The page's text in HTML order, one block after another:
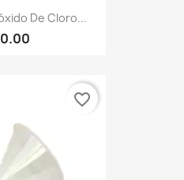
De Cloro...
favorite_border